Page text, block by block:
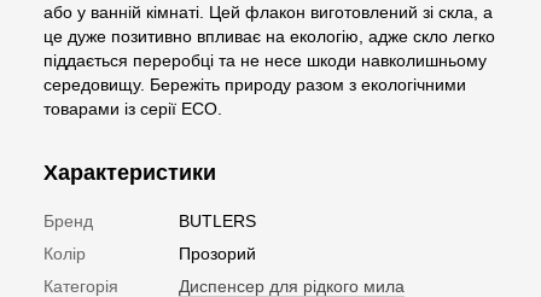
або у ванній кімнаті. Цей флакон виготовлений зі скла, а
це дуже позитивно впливає на екологію, адже скло легко
піддається переробці та не несе шкоди навколишньому
середовищу. Бережіть природу разом з екологічними
товарами із серії ECO.
Характеристики
Бренд
BUTLERS
Колір
Прозорий
Категорія
Диспенсер для рідкого мила